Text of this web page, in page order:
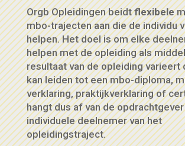
Orgb Opleidingen beidtflexibele
mbo-trajecten aan die de individu
helpen. Het doel is om elke
helpen met de opleiding als
resultaat van de opleiding varieert
kan leiden tot een mbo-diploma,
verklaring, praktijkverklaring of
hangt dus af van de
individuele deelnemer van het
opleidingstraject.